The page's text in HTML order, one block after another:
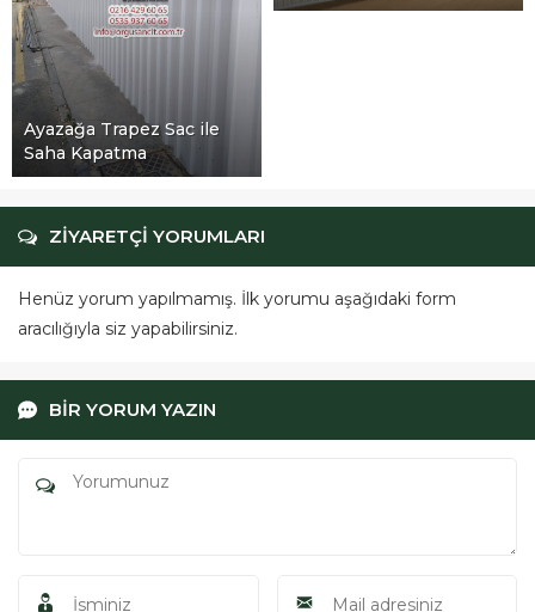
Ayazağa Trapez Sac ile
Saha Kapatma
ZİYARETÇİ YORUMLARI
Henüz yorum yapılmamış. İlk yorumu aşağıdaki form
aracılığıyla siz yapabilirsiniz.
BİR YORUM YAZIN